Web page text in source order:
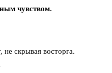
чувством.
не скрывая восторга.